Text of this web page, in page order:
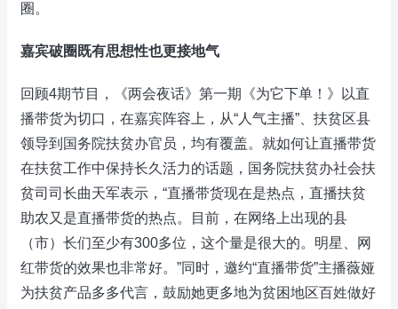
圈。
嘉宾破圈既有思想性也更接地气
回顾4期节目，《两会夜话》第一期《为它下单！》以直
播带货为切口，在嘉宾阵容上，从“人气主播”、扶贫区县
领导到国务院扶贫办官员，均有覆盖。就如何让直播带货
在扶贫工作中保持长久活力的话题，国务院扶贫办社会扶
贫司司长曲天军表示，“直播带货现在是热点，直播扶贫
助农又是直播带货的热点。目前，在网络上出现的县
（市）长们至少有300多位，这个量是很大的。明星、网
红带货的效果也非常好。”同时，邀约“直播带货”主播薇娅
为扶贫产品多多代言，鼓励她更多地为贫困地区百姓做好